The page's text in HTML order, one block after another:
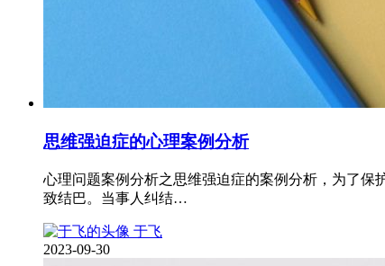
思维强迫症的心理案例分析
心理问题案例分析之思维强迫症的案例分析，为了
致结巴。当事人纠结…
于飞
2023-09-30